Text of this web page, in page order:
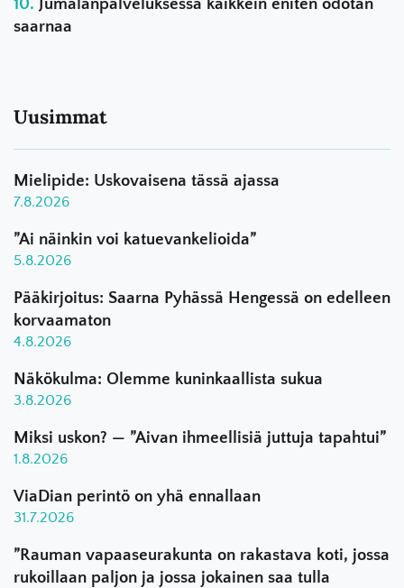
Jumalanpalveluksessa kaikkein eniten odotan
saarnaa
Uusimmat
Mielipide: Uskovaisena tässä ajassa
7.8.2026
”Ai näinkin voi katuevankelioida”
5.8.2026
Pääkirjoitus: Saarna Pyhässä Hengessä on edelleen
korvaamaton
4.8.2026
Näkökulma: Olemme kuninkaallista sukua
3.8.2026
Miksi uskon? — ”Aivan ihmeellisiä juttuja tapahtui”
1.8.2026
ViaDian perintö on yhä ennallaan
31.7.2026
”Rauman vapaaseurakunta on rakastava koti, jossa
rukoillaan paljon ja jossa jokainen saa tulla